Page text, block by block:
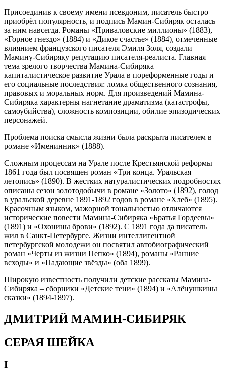
Присоединив к своему имени псевдоним, писатель быстро
приобрёл популярность, и подпись Мамин-Сибиряк осталась
за ним навсегда. Романы «Приваловские миллионы» (1883),
«Горное гнездо» (1884) и «Дикое счастье» (1884), отмеченные
влиянием французского писателя Эмиля Золя, создали
Мамину-Сибиряку репутацию писателя-реалиста. Главная
тема зрелого творчества Мамина-Сибиряка –
капиталистическое развитие Урала в пореформенные годы и
его социальные последствия: ломка общественного сознания,
правовых и моральных норм. Для произведений Мамина-
Сибиряка характерны нагнетание драматизма (катастрофы,
самоубийства), сложность композиции, обилие эпизодических
персонажей.
Проблема поиска смысла жизни была раскрыта писателем в
романе «Именинник» (1888).
Сложным процессам на Урале после Крестьянской реформы
1861 года был посвящен роман «Три конца. Уральская
летопись» (1890). В жестких натуралистических подробностях
описаны сезон золотодобычи в романе «Золото» (1892), голод
в уральской деревне 1891-1892 годов в романе «Хлеб» (1895).
Красочным языком, мажорной тональностью отличаются
исторические повести Мамина-Сибиряка «Братья Гордеевы»
(1891) и «Охонины брови» (1892). С 1891 года да писатель
жил в Санкт-Петербурге. Жизни интеллигентной
петербургской молодежи он посвятил автобиографический
роман «Черты из жизни Пепко» (1894), романы «Ранние
всходы» и «Падающие звёзды» (оба 1899).
Широкую известность получили детские рассказы Мамина-
Сибиряка – сборники «Детские тени» (1894) и «Алёнушкины
сказки» (1894-1897).
ДМИТРИЙ МАМИН-СИБИРЯК
СЕРАЯ ШЕЙКА
I